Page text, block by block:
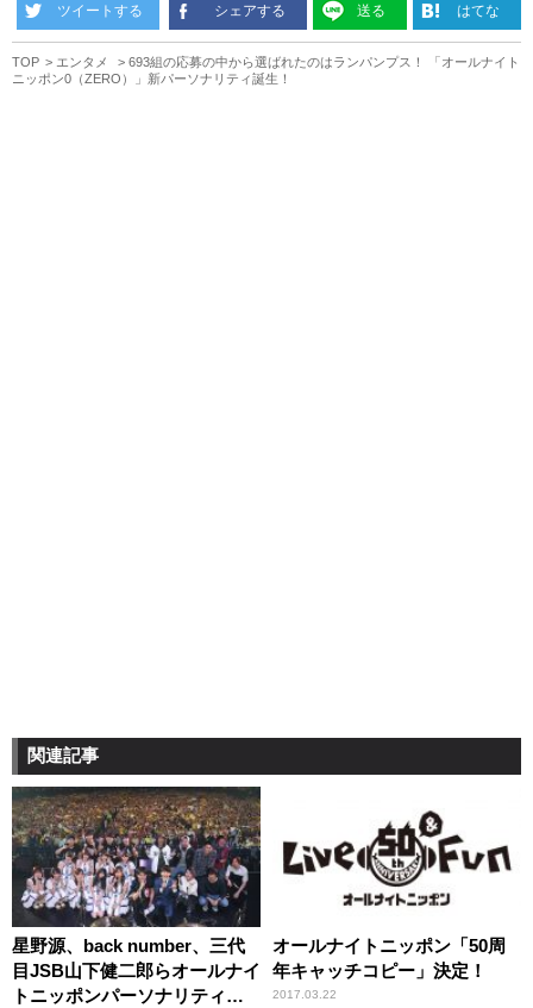
ツイートする シェアする 送る はてな
TOP エンタメ
693組の応募の中から選ばれたのはランパンプス！ 「オールナイト
ニッポン0（ZERO）」新パーソナリティ誕生！
関連記事
星野源、back number、三代
目JSB山下健二郎らオールナイ
トニッポンパーソナリティが
オールナイトニッポン「50周
年キャッチコピー」決定！
2017.03.22